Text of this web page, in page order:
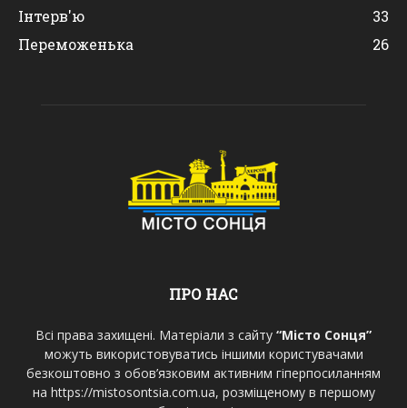
Інтерв'ю
33
Переможенька
26
ПРО НАС
Всі права захищені. Матеріали з сайту “Місто Сонця”
можуть використовуватись іншими користувачами
безкоштовно з обов’язковим активним гіперпосиланням
на https://mistosontsia.com.ua, розміщеному в першому